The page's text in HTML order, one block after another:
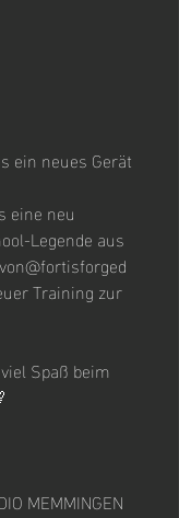
ein neues Gerät
eine neu
Legende aus
Training zur
Spaß beim
MEMMINGEN